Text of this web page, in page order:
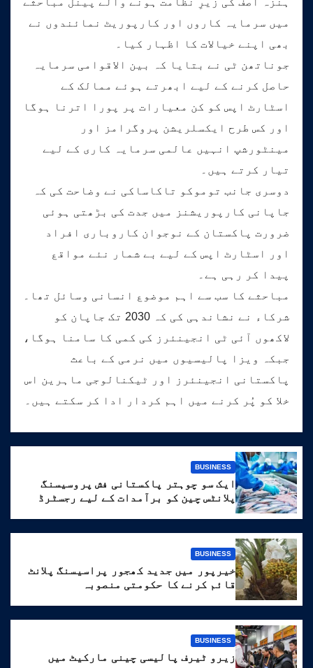
میں سرمایہ کاروں اور کارپوریٹ نمائندوں نے
بھی اپنے خیالات کا اظہار کیا۔
جوناتھن ٹی نے بتایا کہ بین الاقوامی سرمایہ
حاصل کرنے کے لیے ابھرتے ہوئے ممالک کے
اسٹارٹ اپس کو کن معیارات پر پورا اترنا ہوگا
اور کس طرح ایکسلریشن پروگرامز اور
مینٹورشپ انہیں عالمی سرمایہ کاری کے لیے
تیار کرتے ہیں۔
دوسری جانب توموکو تاکاساکی نے وضاحت کی کہ
جاپانی کارپوریشنز میں جدت کی بڑھتی ہوئی
ضرورت پاکستان کے نوجوان کاروباری افراد
اور اسٹارٹ اپس کے لیے بے شمار نئے مواقع
پیدا کر رہی ہے۔
مباحثے کا سب سے اہم موضوع انسانی وسائل تھا۔
شرکاء نے نشاندہی کی کہ 2030 تک جاپان کو
لاکھوں آئی ٹی انجینئرز کی کمی کا سامنا ہوگا،
جبکہ ویزا پالیسیوں میں نرمی کے باعث
پاکستانی انجینئرز اور ٹیکنالوجی ماہرین اس
خلا کو پُر کرنے میں اہم کردار ادا کر سکتے ہیں۔
BUSINESS
ایک سو چوہتر پاکستانی فش پروسیسنگ
پلانٹس چین کو برآمدات کے لیے رجسٹرڈ
BUSINESS
خیرپور میں جدید کھجور پراسیسنگ پلانٹ
قائم کرنے کا حکومتی منصوبہ
BUSINESS
زیرو ٹیرف پالیسی چینی مارکیٹ میں